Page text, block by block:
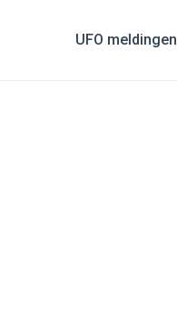
UFO meldingen